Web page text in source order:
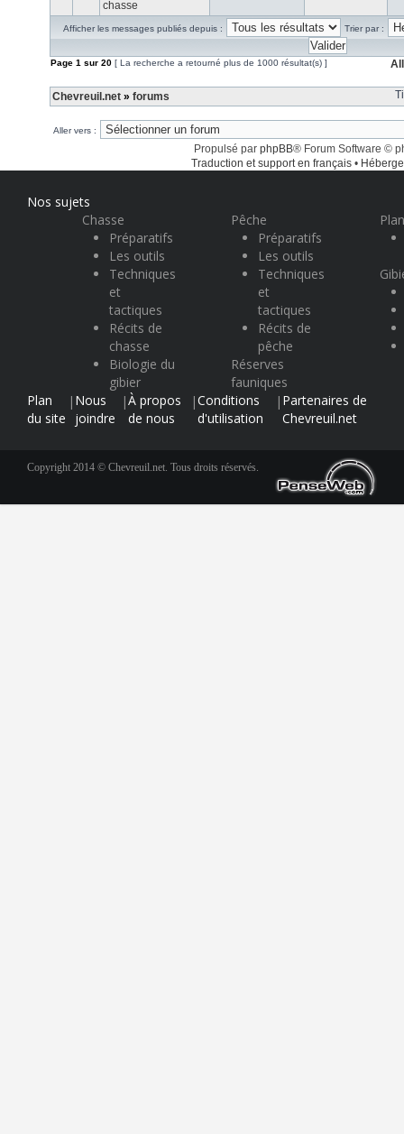
chasse
Afficher les messages publiés depuis : Trier par :
Page 1 sur 20 [ La recherche a retourné plus de 1000 résultat(s) ]
Chevreuil.net » forums
Aller vers :
Propulsé par phpBB® Forum Software ©
Traduction et support en français •
Nos sujets
Chasse
Préparatifs
Les outils
Techniques
et
tactiques
Récits de
chasse
Biologie du
gibier
Pêche
Préparatifs
Les outils
Techniques
et
tactiques
Récits de
pêche
Réserves
fauniques
Plan
du site
| Nous
joindre
|À propos
de nous
|Conditions
d'utilisation
| Partenaires de
Chevreuil.net
Copyright 2014 © Chevreuil.net. Tous droits réservés.